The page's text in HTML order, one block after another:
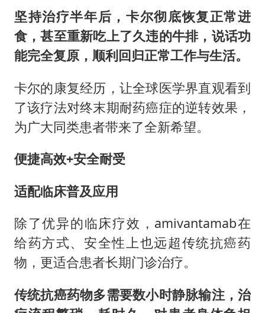
坚持治疗半年后，卡尔彻底恢复正常进
食，甚至重新吃上了久违的牛排，说话功
能完全复原，顺利回归正常工作与生活。
卡尔的康复经历，让全球医学界直观看到
了该疗法对终末期耐药癌症的逆转效果，
为广大同类患者带来了全新希望。
便捷高效+安全耐受
适配临床普及应用
除了优异的临床疗效，amivantamab在
给药方式、安全性上也远超传统抗癌药
物，更适合患者长期门诊治疗。
传统抗癌药物多需要数小时静脉输注，治